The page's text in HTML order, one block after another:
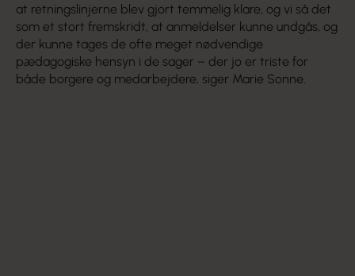
at retningslinjerne blev gjort temmelig klare, og vi så det
som et stort fremskridt, at anmeldelser kunne undgås, og
der kunne tages de ofte meget nødvendige
pædagogiske hensyn i de sager – der jo er triste for
både borgere og medarbejdere, siger Marie Sonne.